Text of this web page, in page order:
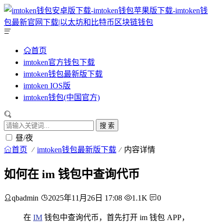
首页
imtoken官方钱包下载
imtoken钱包最新版下载
imtoken IOS版
imtoken钱包(中国官方)
搜 索
昼/夜
首页 imtoken钱包最新版下载 内容详情
如何在 im 钱包中查询代币
qbadmin 2025年11月26日 17:08 1.1K 0
在 IM 钱包中查询代币，首先打开 im 钱包 APP，